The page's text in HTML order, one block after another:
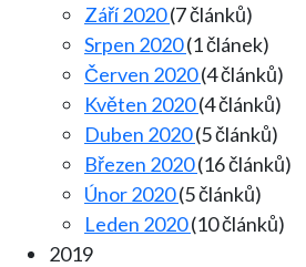
Září 2020(7 článků)
Srpen 2020(1 článek)
Červen 2020(4 článků)
Květen 2020(4 článků)
Duben 2020(5 článků)
Březen 2020(16 článků)
Únor 2020(5 článků)
Leden 2020(10 článků)
2019